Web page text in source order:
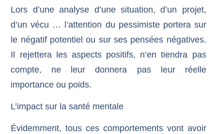
Lors d’une analyse d’une situation, d’un projet,
d’un vécu … l’attention du pessimiste portera sur
le négatif potentiel ou sur ses pensées négatives.
Il rejettera les aspects positifs, n’en tiendra pas
compte, ne leur donnera pas leur réelle
importance ou poids.
L’impact sur la santé mentale
Évidemment, tous ces comportements vont avoir